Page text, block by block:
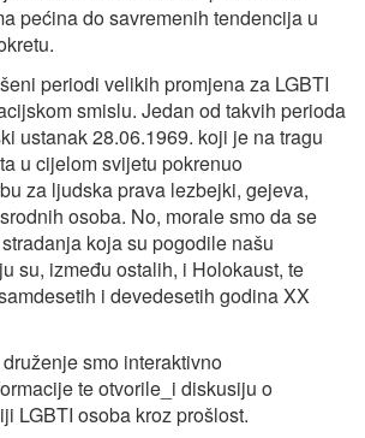
pećina do savremenih tendencija u
periodi velikih promjena za LGBTI
smislu. Jedan od takvih perioda
ustanak 28.06.1969. koji je na tragu
u cijelom svijetu pokrenuo
za ljudska prava lezbejki, gejeva,
osoba. No, morale smo da se
koja su pogodile našu
su, između ostalih, i Holokaust, te
i devedesetih godina XX
smo interaktivno
te otvorile_i diskusiju o
LGBTI osoba kroz prošlost.